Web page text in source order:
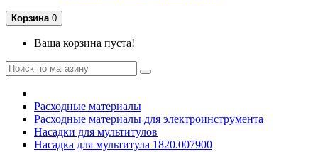
Корзина 0
Ваша корзина пуста!
Расходные материалы
Расходные материалы для электроинструмента
Насадки для мультитулов
Насадка для мультитула 1820.007900